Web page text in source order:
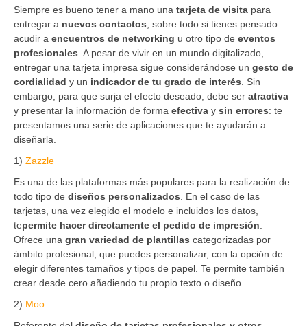
Siempre es bueno tener a mano una tarjeta de visita para
entregar a nuevos contactos , sobre todo si tienes pensado
acudir a encuentros de networking u otro tipo de eventos
profesionales . A pesar de vivir en un mundo digitalizado,
entregar una tarjeta impresa sigue considerándose un gesto de
cordialidad y un indicador de tu grado de interés . Sin
embargo, para que surja el efecto deseado, debe ser atractiva
y presentar la información de forma efectiva y sin errores: te
presentamos una serie de aplicaciones que te ayudarán a
diseñarla.
1) Zazzle
Es una de las plataformas más populares para la realización de
todo tipo de diseños personalizados . En el caso de las
tarjetas, una vez elegido el modelo e incluidos los datos,
tepermite hacer directamente el pedido de impresión
Ofrece una gran variedad de plantillas categorizadas por
ámbito profesional, que puedes personalizar, con la opción de
elegir diferentes tamaños y tipos de papel. Te permite también
crear desde cero añadiendo tu propio texto o diseño.
2) Moo